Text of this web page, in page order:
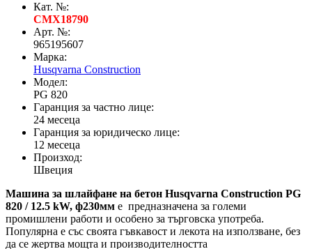
Кат. №:
CMX18790
Арт. №:
965195607
Марка:
Husqvarna Construction
Модел:
PG 820
Гаранция за частно лице:
24 месеца
Гаранция за юридическо лице:
12 месеца
Произход:
Швеция
Машина за шлайфане на бетон Husqvarna Construction PG
820 / 12.5 kW, ф230мм е предназначена за големи
промишлени работи и особено за търговска употреба.
Популярна е със своята гъвкавост и лекота на използване, без
да се жертва мощта и производителността